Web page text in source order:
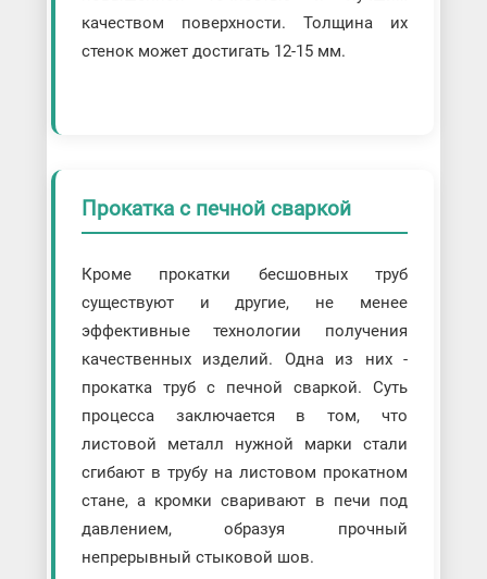
качеством поверхности. Толщина их
стенок может достигать 12-15 мм.
Прокатка с печной сваркой
Кроме прокатки бесшовных труб
существуют и другие, не менее
эффективные технологии получения
качественных изделий. Одна из них -
прокатка труб с печной сваркой. Суть
процесса заключается в том, что
листовой металл нужной марки стали
сгибают в трубу на листовом прокатном
стане, а кромки сваривают в печи под
давлением, образуя прочный
непрерывный стыковой шов.